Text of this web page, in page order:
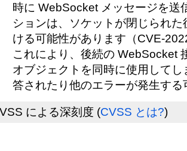
時に WebSocket メッセージを送
ションは、ソケットが閉じられ
ける可能性があります（CVE-
これにより、後続の WebSocket
オブジェクトを同時に使用して
答されたり他のエラーが発生す
による深刻度 (CVSS とは?)